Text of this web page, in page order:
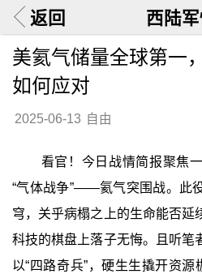
返回 西陆
美氦气储量全球第一
如何应对
2025-06-13 自由
看官！今日战情简报聚焦
“气体战争”——氦气突围战。此
穹，关乎病榻之上的生命能否延
科技的棋盘上落子无悔。且听笔
以“四路奇兵”，硬生生撬开资源